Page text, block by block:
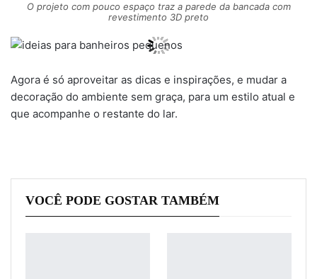
O projeto com pouco espaço traz a parede da bancada com
revestimento 3D preto
Agora é só aproveitar as dicas e inspirações, e mudar a
decoração do ambiente sem graça, para um estilo atual e
que acompanhe o restante do lar.
VOCÊ PODE GOSTAR TAMBÉM